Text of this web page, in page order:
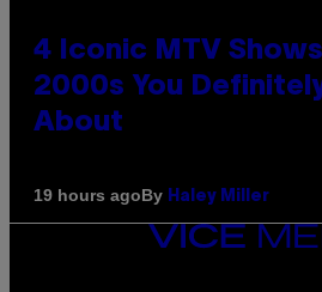
4 Iconic MTV
2000s You
About
19 hours agoBy Haley Miller
VICE
MEDIA